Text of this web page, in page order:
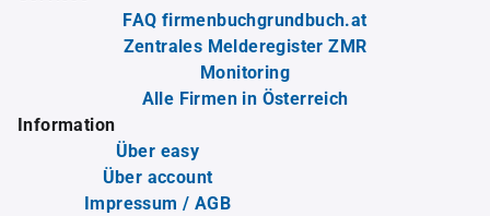
FAQ firmenbuchgrundbuch.at
Zentrales Melderegister ZMR
Monitoring
Alle Firmen in Österreich
Information
Über easy
Über account
Impressum / AGB